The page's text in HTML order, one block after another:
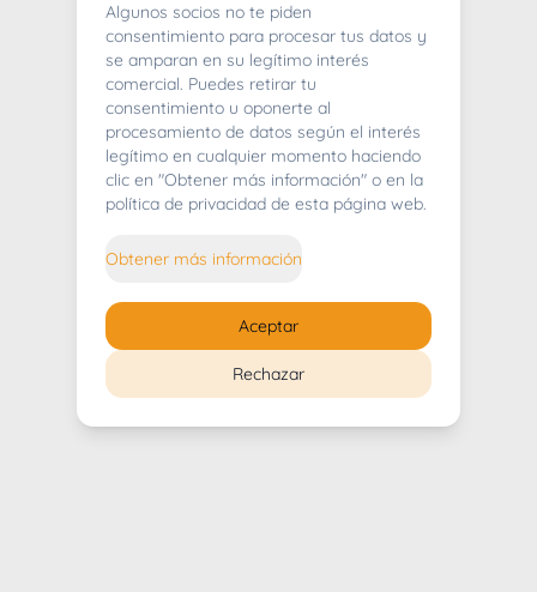
404
Whoops! Lo sentimos mucho.
Algunos socios no te piden
consentimiento para procesar tus datos y
se amparan en su legítimo interés
comercial. Puedes retirar tu
consentimiento u oponerte al
procesamiento de datos según el interés
legítimo en cualquier momento haciendo
clic en "Obtener más información" o en la
política de privacidad de esta página web.
Obtener más información
Rechazar
Aceptar